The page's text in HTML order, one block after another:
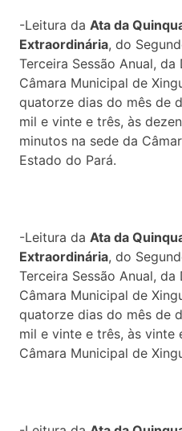
-Leitura da Ata da
Extraordinária, do
Terceira Sessão Anual,
Câmara Municipal de
quatorze dias do mês de
mil e vinte e três, às
minutos na sede da
Estado do Pará.
-Leitura da Ata da
Extraordinária, do
Terceira Sessão Anual,
Câmara Municipal de
quatorze dias do mês de
mil e vinte e três, às vinte
Câmara Municipal de